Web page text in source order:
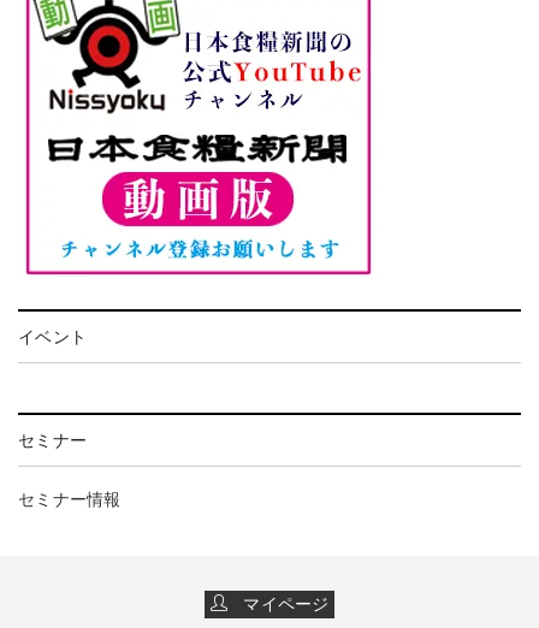
イベント
セミナー
セミナー情報
マイページ